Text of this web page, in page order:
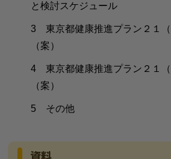
と検討スケジュール
3 東京都健康推進プラン２１
（案）
4 東京都健康推進プラン２１
（案）
5 その他